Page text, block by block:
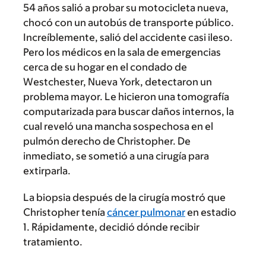
54 años salió a probar su motocicleta nueva,
chocó con un autobús de transporte público.
Increíblemente, salió del accidente casi ileso.
Pero los médicos en la sala de emergencias
cerca de su hogar en el condado de
Westchester, Nueva York, detectaron un
problema mayor. Le hicieron una tomografía
computarizada para buscar daños internos, la
cual reveló una mancha sospechosa en el
pulmón derecho de Christopher. De
inmediato, se sometió a una cirugía para
extirparla.
La biopsia después de la cirugía mostró que
Christopher teníacáncer pulmonaren estadio
1. Rápidamente, decidió dónde recibir
tratamiento.